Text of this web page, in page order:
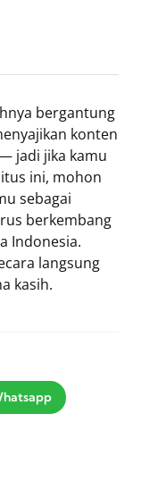
bergantung
konten
jadi jika kamu
ini, mohon
sebagai
berkembang
Indonesia.
langsung
kasih.